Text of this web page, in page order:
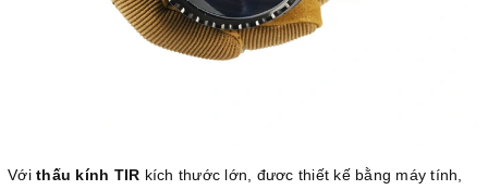
Với thấu kính TIR kích thước lớn, đươc thiết kế bằng máy tính,